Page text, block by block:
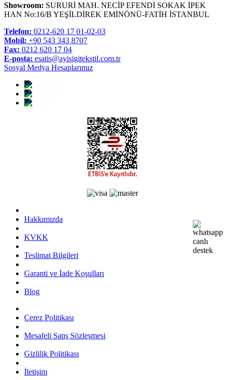
Showroom: SURURİ MAH. NECİP EFENDİ SOKAK İPEK
HAN No:16/B YEŞİLDİREK EMİNÖNÜ-FATİH İSTANBUL
Telefon: 0212-620 17 01-02-03
Mobil: +90 543 343 8707
Fax: 0212 620 17 04
E-posta: esatis@ayisigitekstil.com.tr
Sosyal Medya Hesaplarımız
Hakkımızda
KVKK
Teslimat Bilgileri
Garanti ve İade Koşulları
Blog
Çerez Politikası
Mesafeli Satış Sözleşmesi
Gizlilik Politikası
İletişim